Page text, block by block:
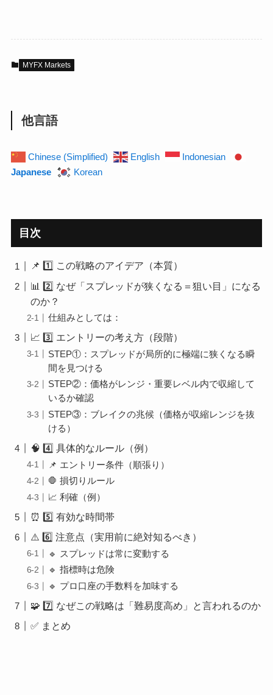
MYFX Markets
他言語
Chinese (Simplified) English
Indonesian
Japanese
Korean
目次
📌 1️⃣ この戦略のアイデア（本質）
📊 2️⃣ なぜ「スプレッドが狭くなる＝狙い目」になる
のか？
仕組みとしては：
📈 3️⃣ エントリーの考え方（段階）
STEP①：スプレッドが局所的に極端に狭くなる瞬
間を見つける
STEP②：価格がレンジ・重要レベル内で収縮して
いるか確認
STEP③：ブレイクの兆候（価格が収縮レンジを抜
ける）
🧠 4️⃣ 具体的なルール（例）
📌 エントリー条件（順張り）
🛑 損切りルール
📈 利確（例）
⏰ 5️⃣ 有効な時間帯
⚠️ 6️⃣ 注意点（実用前に絶対知るべき）
🔹 スプレッドは常に変動する
🔹 指標時は危険
🔹 プロ口座の手数料を加味する
🧩 7️⃣ なぜこの戦略は「難易度高め」と言われるのか
✅ まとめ